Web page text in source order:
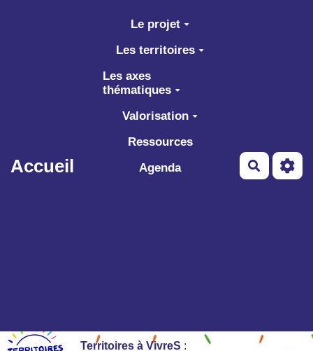
Aller au contenu principal
Accueil
Le projet
Les territoires
Les axes
thématiques
Valorisation
Ressources
Agenda
Territoires à VivreS :